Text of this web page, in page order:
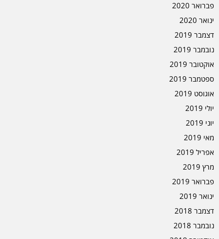
פברואר 2020
ינואר 2020
דצמבר 2019
נובמבר 2019
אוקטובר 2019
ספטמבר 2019
אוגוסט 2019
יולי 2019
יוני 2019
מאי 2019
אפריל 2019
מרץ 2019
פברואר 2019
ינואר 2019
דצמבר 2018
נובמבר 2018